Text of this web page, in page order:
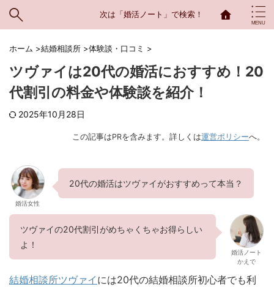
次は「婚活ノート」で検索！
ホーム >結婚相談所 >体験談・口コミ >
ツヴァイは20代の婚活におすすめ！20
代割引の料金や体験談を紹介！
2025年10月28日
この記事はPRを含みます。詳しくは運営ポリシーへ。
婚活女性
20代の婚活はツヴァイがおすすめって本当？
ツヴァイの20代割引がめちゃくちゃお得らしい
よ！
婚活ノート
かえで
結婚相談所ツヴァイ には20代の結婚相談所初心者でも利